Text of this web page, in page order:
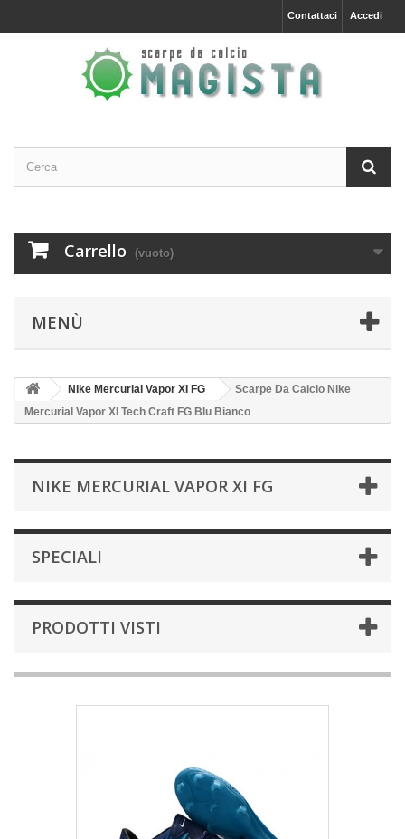
Accedi
Contattaci
Carrello (vuoto)
MENÙ
Nike Mercurial Vapor XI FG
Scarpe Da Calcio Nike
Mercurial Vapor XI Tech Craft FG Blu Bianco
NIKE MERCURIAL VAPOR XI FG
SPECIALI
PRODOTTI VISTI